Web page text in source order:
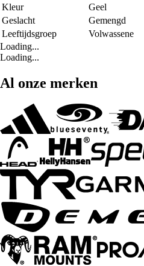
Kleur
Geel
Geslacht
Gemengd
Leeftijdsgroep
Volwassene
Loading...
Loading...
Al onze merken